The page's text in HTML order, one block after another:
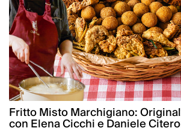
Fritto Misto Marchigiano:
con Elena Cicchi e Daniele